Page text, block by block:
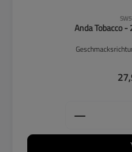
Anda Tobacco
Produkt